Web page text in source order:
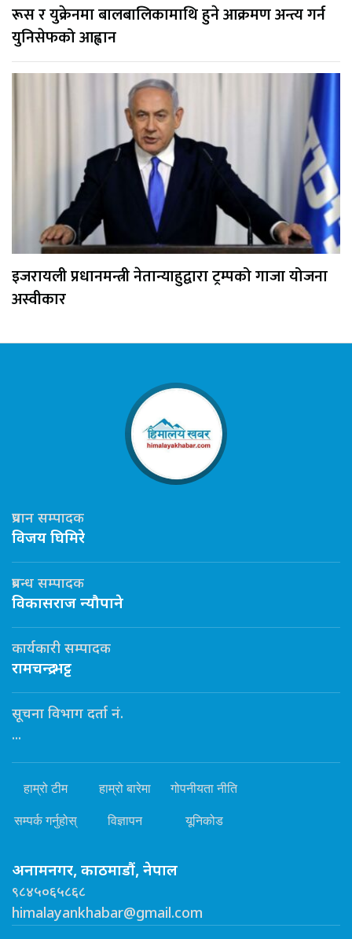
रूस र युक्रेनमा बालबालिकामाथि हुने आक्रमण अन्त्य गर्न
युनिसेफको आह्वान
इजरायली प्रधानमन्त्री नेतान्याहुद्वारा ट्रम्पको गाजा योजना
अस्वीकार
प्रधान सम्पादक
विजय घिमिरे
प्रबन्ध सम्पादक
विकासराज न्यौपाने
कार्यकारी सम्पादक
रामचन्द्र भट्ट
सूचना विभाग दर्ता नं.
...
हाम्रो टीम हाम्रो बारेमा गोपनीयता नीति
सम्पर्क गर्नुहोस् विज्ञापन यूनिकोड
अनामनगर, काठमाडौं, नेपाल
९८४५०६५८६८
himalayankhabar@gmail.com